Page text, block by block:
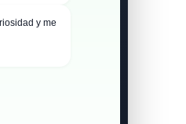
y me